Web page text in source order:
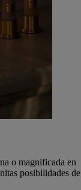
o magnificada en
posibilidades de